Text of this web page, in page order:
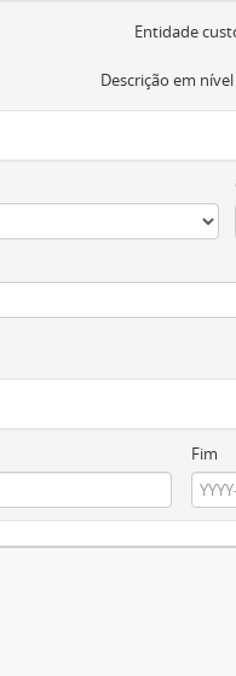
Entidade
Descrição em
Fim